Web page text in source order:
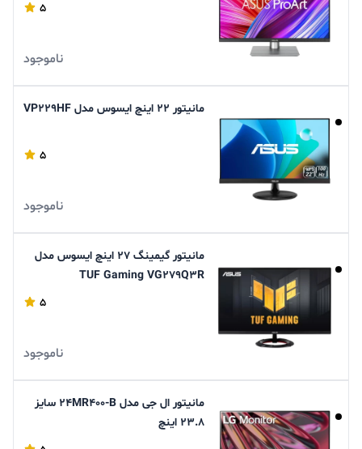
5
ناموجود
مانیتور 22 اینچ ایسوس مدل VP229HF
5
ناموجود
مانیتور گیمینگ 27 اینچ ایسوس مدل
TUF Gaming VG279Q3R
5
ناموجود
مانیتور ال جی مدل ۲۴MR۴۰۰-B سایز
۲۳.۸ اینچ